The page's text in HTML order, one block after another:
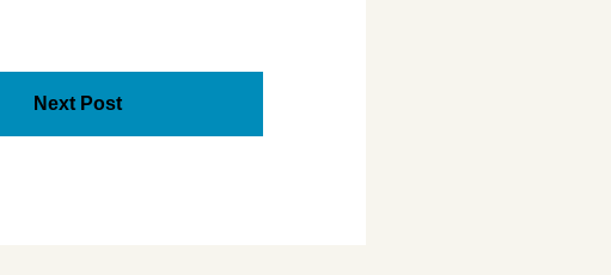
Next Post